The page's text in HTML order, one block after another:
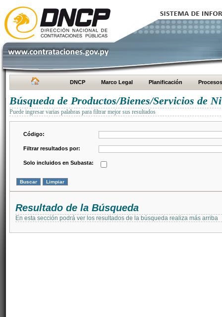
DNCP Marco Legal Planificación Procesos
Búsqueda de Productos/Bienes/Servicios de
Puede ingresar varias palabras para filtrar mejor sus resultados
Código:
Filtrar resultados por:
Solo incluidos en Subasta:
Resultado de la Búsqueda
En esta sección podrá ver los resultados de la búsqueda realiza más arriba